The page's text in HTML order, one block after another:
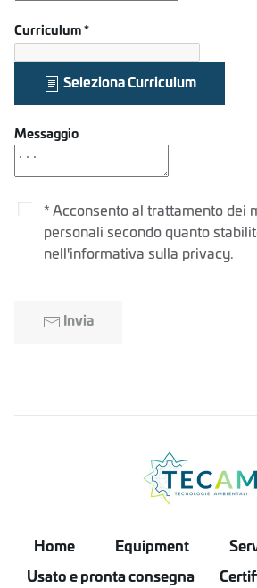
Curriculum *
Seleziona Curriculum
Messaggio
* Acconsento al trattamento dei
personali secondo quanto
nell'informativa sulla privacy.
Invia
Home Equipment
Usato e pronta consegna